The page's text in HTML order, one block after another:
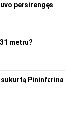
persirengęs
metru?
Pininfarina